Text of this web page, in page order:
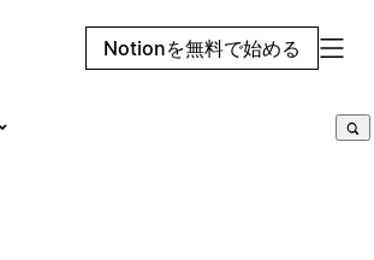
Notionを無料で始める